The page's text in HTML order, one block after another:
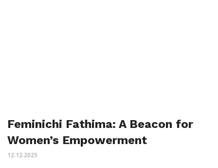
Feminichi Fathima: A Beacon for
Women’s Empowerment
12.12.2025